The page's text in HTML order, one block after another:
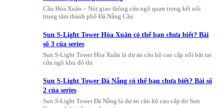
Cầu Hòa Xuân – Nút giao thông cửa ngõ quan trọng kết nối
trung tâm thành phố Đà Nẵng Cầu
Sun S-Light Tower Hòa Xuân có thể bạn chưa biết? Bài
số 3 của series
Sun S-Light Tower Hòa Xuân là dự án căn hộ cao cấp nổi bật tại
cửa ngõ khu đô thị
Sun S-Light Tower Đà Nẵng có thể bạn chưa biết? Bài số
2 của series
Sun S-Light Tower Đà Nẵng là dự án căn hộ cao cấp do Sun